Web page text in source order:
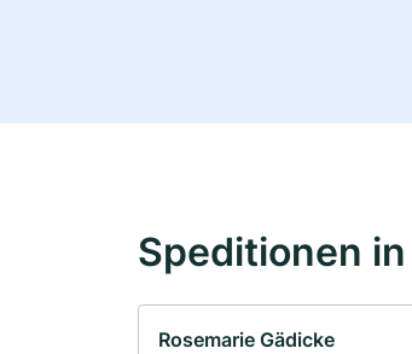
Speditionen
Rosemarie Gädicke